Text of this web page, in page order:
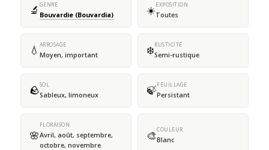
🔬 GENRE
Bouvardie (Bouvardia) ☀️EXPOSITION
Toutes
💧 ARROSAGE
Moyen, important ❄️RUSTICITÉ
Semi-rustique
🪨SOL
Sableux, limoneux 🍃FEUILLAGE
Persistant
🌸
FLORAISON
Avril, août, septembre,
octobre, novembre
🎨COULEUR
Blanc